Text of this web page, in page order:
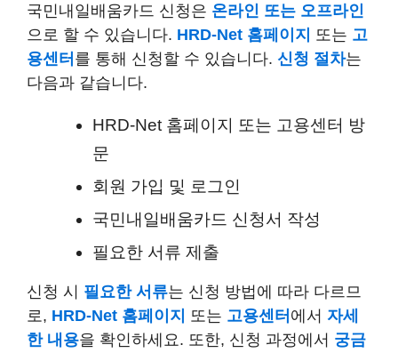
국민내일배움카드 신청은 온라인 또는 오프라인
으로 할 수 있습니다. HRD-Net 홈페이지 또는 고
용센터 를 통해 신청할 수 있습니다. 신청 절차는
다음과 같습니다.
HRD-Net 홈페이지 또는 고용센터 방
문
회원 가입 및 로그인
국민내일배움카드 신청서 작성
필요한 서류 제출
신청 시 필요한 서류는 신청 방법에 따라 다르므
로, HRD-Net 홈페이지 또는 고용센터 에서 자세
한 내용을 확인하세요. 또한, 신청 과정에서 궁금